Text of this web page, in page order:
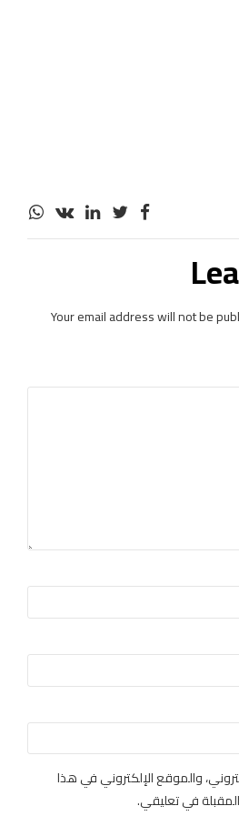
Your email address will not be
والموقع الإلكتروني في هذا
في تعليقي.